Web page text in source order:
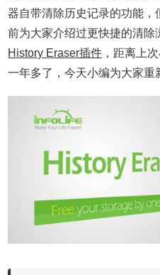
器自带清除历史记录的功能，
前为大家介绍过更快捷的清除
History Eraser插件 ，距离上
一年多了，今天小编为大家重